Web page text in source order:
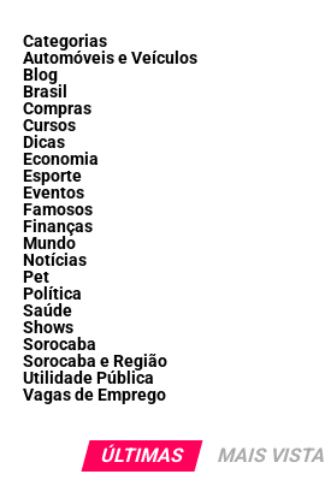
Categorias
Automóveis e Veículos
Blog
Brasil
Compras
Cursos
Dicas
Economia
Esporte
Eventos
Famosos
Finanças
Mundo
Notícias
Pet
Política
Saúde
Shows
Sorocaba
Sorocaba e Região
Utilidade Pública
Vagas de Emprego
ÚLTIMAS MAIS